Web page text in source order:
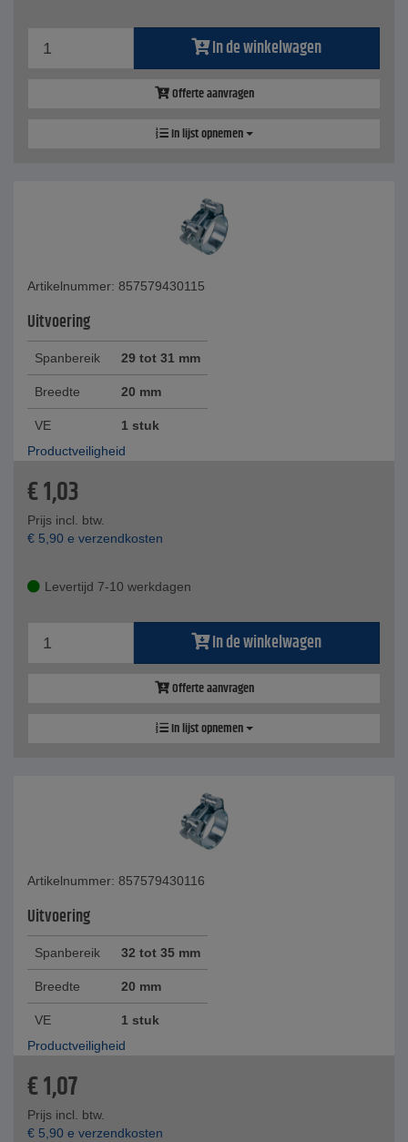
In de winkelwagen
Offerte aanvragen
In lijst opnemen
Artikelnummer: 857579430115
Uitvoering
Spanbereik 29 tot 31 mm
Breedte 20 mm
VE
1 stuk
Productveiligheid
€1,03
Prijs incl. btw.
€ 5,90 e verzendkosten
Levertijd 7-10 werkdagen
In de winkelwagen
Offerte aanvragen
In lijst opnemen
Artikelnummer: 857579430116
Uitvoering
Spanbereik 32 tot 35 mm
Breedte 20 mm
VE
1 stuk
Productveiligheid
€1,07
Prijs incl. btw.
€ 5,90 e verzendkosten